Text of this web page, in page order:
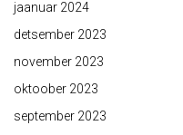
jaanuar 2024
detsember 2023
november 2023
oktoober 2023
september 2023